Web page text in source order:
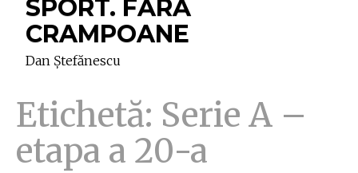
SPORT. FĂRĂ
CRAMPOANE
Dan Ștefănescu
Etichetă: Serie A –
etapa a 20-a